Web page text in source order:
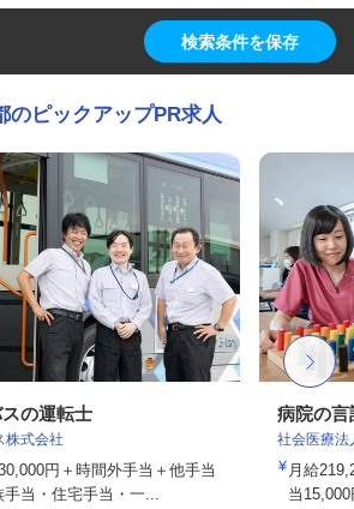
検索条件を保存
のピックアップPR求人
の運転士
株式会社
円＋時間外手当＋他手当
手当・住宅手当・一...
病院の言
社会医療
月給
当